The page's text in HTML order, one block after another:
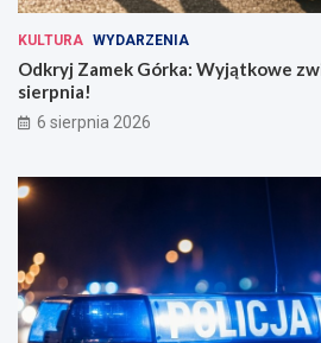
KULTURA WYDARZENIA
Odkryj Zamek Górka: Wyjątkowe
sierpnia!
6 sierpnia 2026